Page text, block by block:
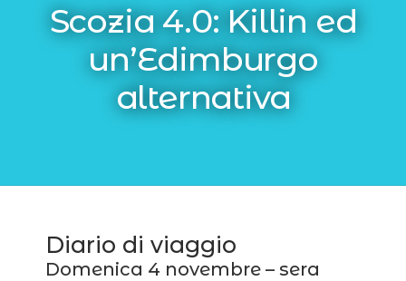
Scozia 4.0: Killin ed
un’Edimburgo
alternativa
Diario di viaggio
Domenica 4 novembre – sera